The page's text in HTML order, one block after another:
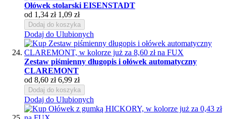
Ołówek stolarski EISENSTADT
od 1,34 zł 1,09 zł
Dodaj do koszyka
Dodaj do Ulubionych
Zestaw piśmienny długopis i ołówek automatyczny
CLAREMONT
od 8,60 zł 6,99 zł
Dodaj do koszyka
Dodaj do Ulubionych